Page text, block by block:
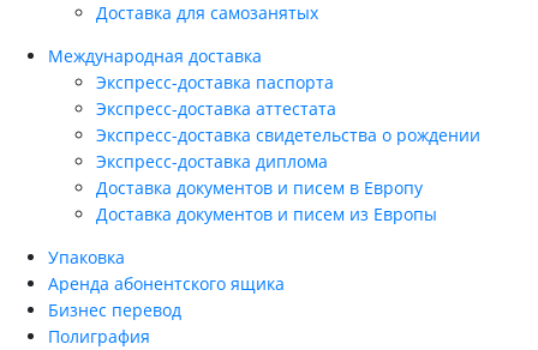
Доставка для самозанятых
Международная доставка
Экспресс-доставка паспорта
Экспресс-доставка аттестата
Экспресс-доставка свидетельства о рождении
Экспресс-доставка диплома
Доставка документов и писем в Европу
Доставка документов и писем из Европы
Упаковка
Аренда абонентского ящика
Бизнес перевод
Полиграфия